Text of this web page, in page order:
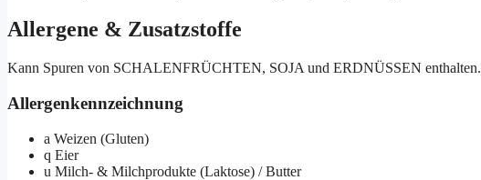
Allergene & Zusatzstoffe
Kann Spuren von SCHALENFRÜCHTEN, SOJA und ERDNÜSSEN enthalten.
Allergenkennzeichnung
a Weizen (Gluten)
q Eier
u Milch- & Milchprodukte (Laktose) / Butter